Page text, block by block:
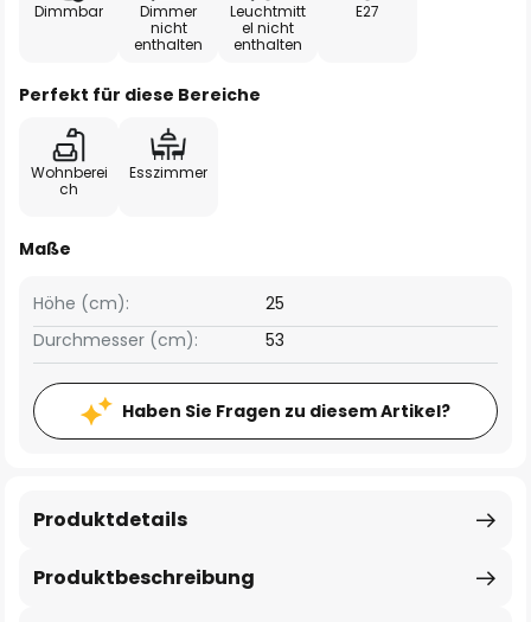
Dimmbar
Dimmer
nicht
enthalten
Leuchtmitt
el nicht
enthalten
E27
Perfekt für diese Bereiche
Wohnberei
ch
Esszimmer
Maße
Höhe (cm):
25
Durchmesser (cm):
53
Haben Sie Fragen zu diesem Artikel?
Produktbeschreibung
Produktdetails